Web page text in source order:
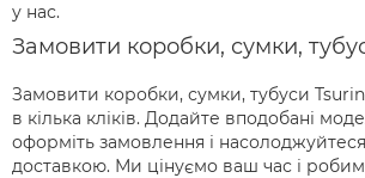
у нас.
Замовити коробки, сумки,
Замовити коробки, сумки, тубуси
в кілька кліків. Додайте вподобані
оформіть замовлення і
доставкою. Ми цінуємо ваш час і